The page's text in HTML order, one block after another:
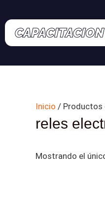
al
contenido
Inicio / Productos
reles
Mostrando el